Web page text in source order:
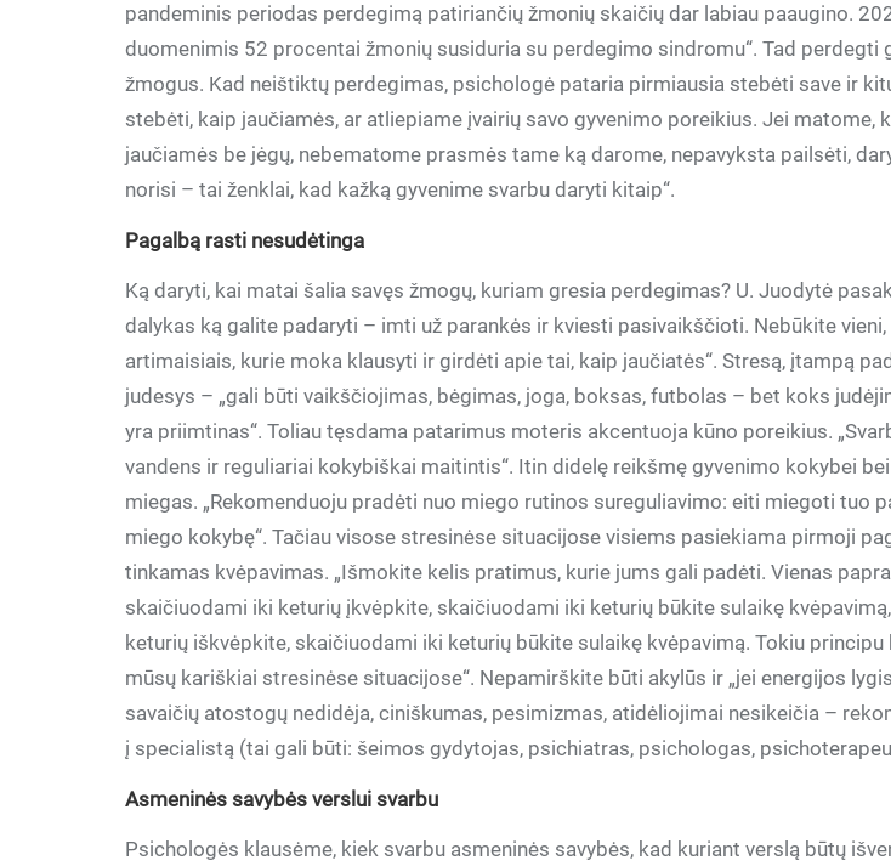
pandeminis periodas perdegimą patiriančių žmonių skaičių dar labiau paaugino.
duomenimis 52 procentai žmonių susiduria su perdegimo sindromu“. Tad perdegti
žmogus. Kad neištiktų perdegimas, psichologė pataria pirmiausia stebėti save ir
stebėti, kaip jaučiamės, ar atliepiame įvairių savo gyvenimo poreikius. Jei matome,
jaučiamės be jėgų, nebematome prasmės tame ką darome, nepavyksta pailsėti,
norisi – tai ženklai, kad kažką gyvenime svarbu daryti kitaip“.
Pagalbą rasti nesudėtinga
Ką daryti, kai matai šalia savęs žmogų, kuriam gresia perdegimas? U. Juodytė
dalykas ką galite padaryti – imti už parankės ir kviesti pasivaikščioti. Nebūkite
artimaisiais, kurie moka klausyti ir girdėti apie tai, kaip jaučiatės“. Stresą, įtampą
judesys – „gali būti vaikščiojimas, bėgimas, joga, boksas, futbolas – bet koks
yra priimtinas“. Toliau tęsdama patarimus moteris akcentuoja kūno poreikius.
vandens ir reguliariai kokybiškai maitintis“. Itin didelę reikšmę gyvenimo kokybei
miegas. „Rekomenduoju pradėti nuo miego rutinos sureguliavimo: eiti miegoti tuo
miego kokybę“. Tačiau visose stresinėse situacijose visiems pasiekiama pirmoji
tinkamas kvėpavimas. „Išmokite kelis pratimus, kurie jums gali padėti. Vienas
skaičiuodami iki keturių įkvėpkite, skaičiuodami iki keturių būkite sulaikę
keturių iškvėpkite, skaičiuodami iki keturių būkite sulaikę kvėpavimą. Tokiu principu
mūsų kariškiai stresinėse situacijose“. Nepamirškite būti akylūs ir „jei energijos
savaičių atostogų nedidėja, ciniškumas, pesimizmas, atidėliojimai nesikeičia –
į specialistą (tai gali būti: šeimos gydytojas, psichiatras, psichologas,
Asmeninės savybės verslui svarbu
Psichologės klausėme, kiek svarbu asmeninės savybės, kad kuriant verslą būtų